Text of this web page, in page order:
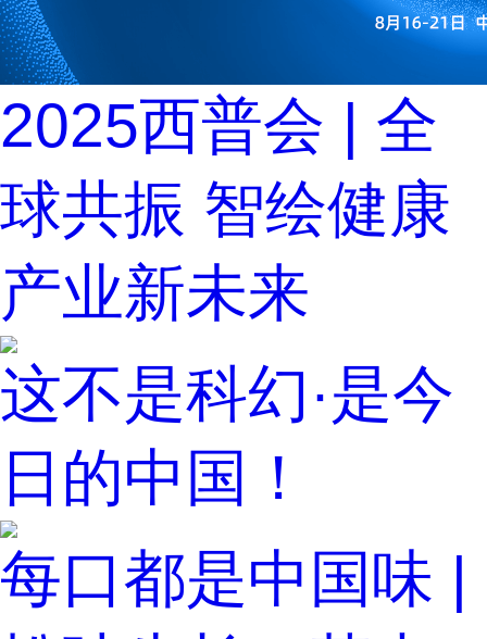
2025西普会 | 全
球共振 智绘健康
产业新未来
这不是科幻·是今
日的中国！
每口都是中国味 |